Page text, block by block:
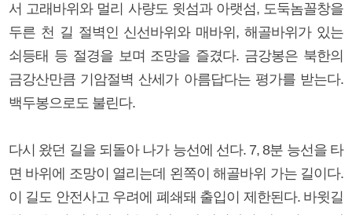
서 고래바위와 멀리 사량도 윗섬과 아랫섬, 도둑놈꼴창을
두른 천 길 절벽인 신선바위와 매바위, 해골바위가 있는
쇠등태 등 절경을 보며 조망을 즐겼다. 금강봉은 북한의
금강산만큼 기암절벽 산세가 아름답다는 평가를 받는다.
백두봉으로도 불린다.
다시 왔던 길을 되돌아 나가 능선에 선다. 7, 8분 능선을 타
면 바위에 조망이 열리는데 왼쪽이 해골바위 가는 길이다.
이 길도 안전사고 우려에 폐쇄돼 출입이 제한된다. 바윗길